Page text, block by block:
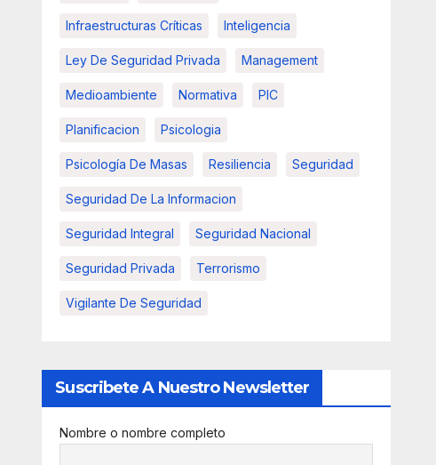
Infraestructuras Críticas Inteligencia
Ley De Seguridad Privada Management
Medioambiente Normativa PIC
Planificacion Psicologia
Psicología De Masas Resiliencia Seguridad
Seguridad De La Informacion
Seguridad Integral Seguridad Nacional
Seguridad Privada Terrorismo
Vigilante De Seguridad
Suscribete A Nuestro Newsletter
Nombre o nombre completo